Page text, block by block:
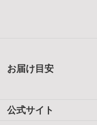
お届け目安
公式サイト